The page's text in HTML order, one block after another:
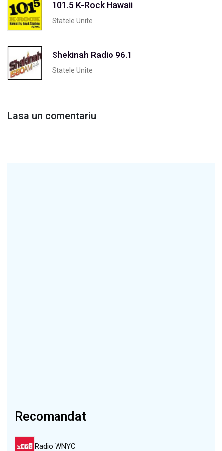
101.5 K-Rock Hawaii
Statele Unite
Shekinah Radio 96.1
Statele Unite
Lasa un comentariu
Recomandat
Radio WNYC